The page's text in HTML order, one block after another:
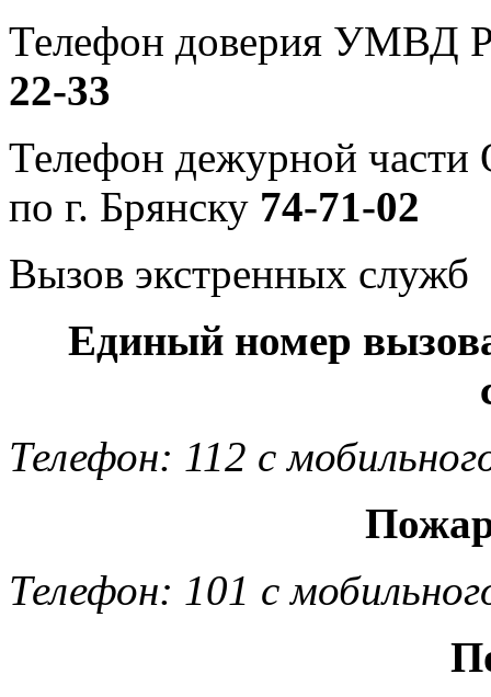
Телефон доверия УМВД
22-33
Телефон дежурной
по г. Брянску 74-71-02
Вызов экстренных служб
Единый номер
Телефон: 112 с
Телефон: 101 с